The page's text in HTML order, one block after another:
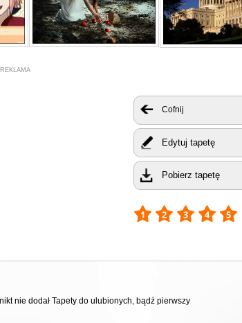
REKLAMA
Cofnij
Edytuj tapetę
Pobierz tapetę
nie dodał Tapety do ulubionych, bądź pierwszy